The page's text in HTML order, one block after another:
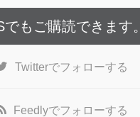
でもご購読できます。
Twitterでフォローする
Feedlyでフォローする